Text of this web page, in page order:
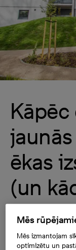
Kāpēc
ēkas
(un
25.07.2023, 12:14
Mēs
Mēs izmantojam
optimizētu un